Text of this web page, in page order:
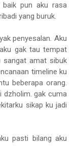
baik pun aku rasa
yang buruk.
penyesalan. Aku
gak tau tempat
sangat amat sibuk
timeline ku
beberapa orang.
dzholim. gak cuma
sikap ku jadi
pasti bilang aku